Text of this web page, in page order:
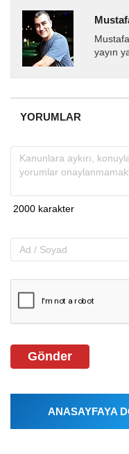
yayın
YORUMLAR
Gönder
ANASAYFAYA